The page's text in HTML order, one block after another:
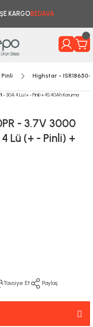
KARGO BEDAVA
Highstar -
- 3.7V 3000
Lü (+ - Pinli) +
Tavsiye Et Paylaş